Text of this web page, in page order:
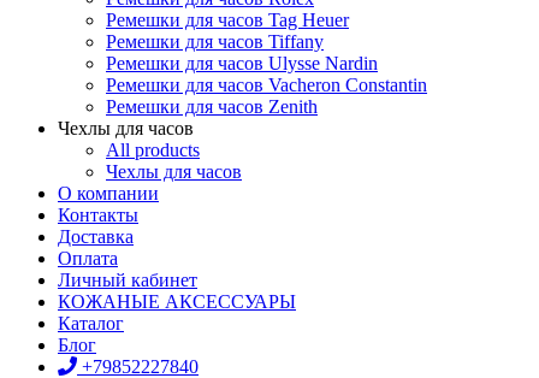
Ремешки для часов Tag Heuer
Ремешки для часов Tiffany
Ремешки для часов Ulysse Nardin
Ремешки для часов Vacheron Constantin
Ремешки для часов Zenith
Чехлы для часов
All products
Чехлы для часов
О компании
Контакты
Доставка
Оплата
Личный кабинет
КОЖАНЫЕ АКСЕССУАРЫ
Каталог
Блог
+79852227840